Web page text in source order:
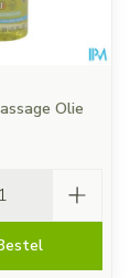
Olie